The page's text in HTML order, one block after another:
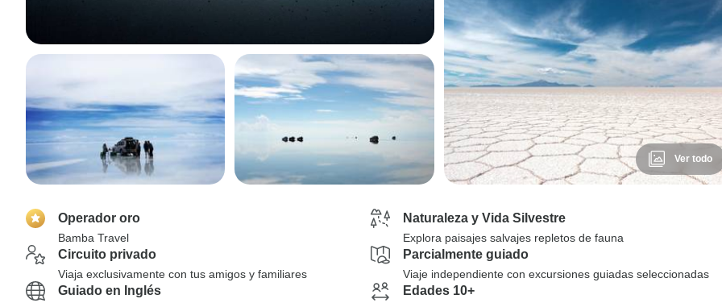
Ver todo
Operador oro
Bamba Travel
Naturaleza y Vida Silvestre
Explora paisajes salvajes repletos de fauna
Circuito privado
Viaja exclusivamente con tus amigos y familiares
Parcialmente guiado
Viaje independiente con excursiones guiadas seleccionadas
Guiado en Inglés Edades 10+